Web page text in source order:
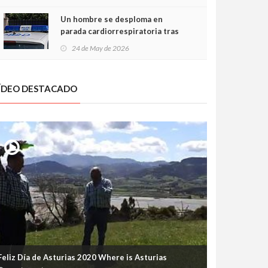
Un hombre se desploma en
parada cardiorrespiratoria tras
24 de May de 2026
DESTACADO
Día de Asturias 2020 Where is Asturias